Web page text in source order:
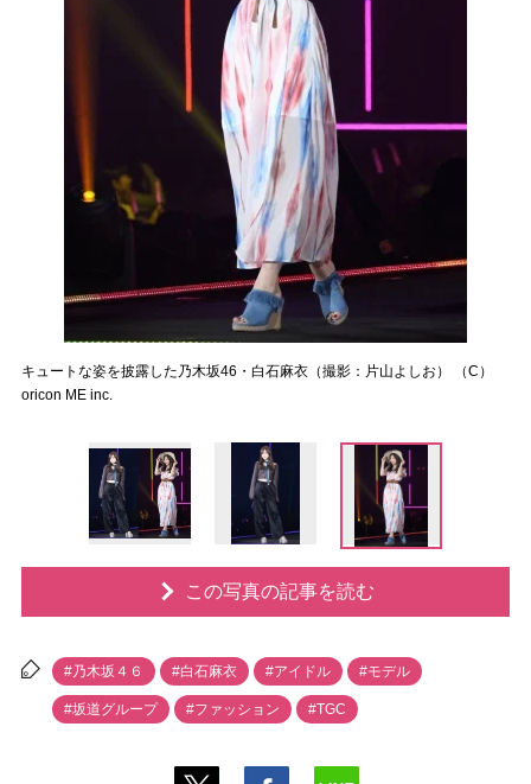
キュートな姿を披露した乃木坂46・白石麻衣（撮影：片山よしお） （C）
oricon ME inc.
この写真の記事を読む
#乃木坂４６ #白石麻衣 #アイドル #モデル
#坂道グループ #ファッション #TGC